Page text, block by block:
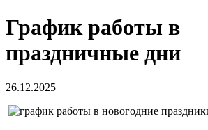
График работы в
праздничные дни
26.12.2025